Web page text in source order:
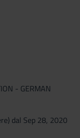
- GERMAN
dal Sep 28, 2020